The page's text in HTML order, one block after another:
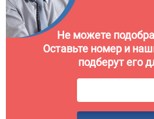
Не можете
Оставьте номер и
подберут его